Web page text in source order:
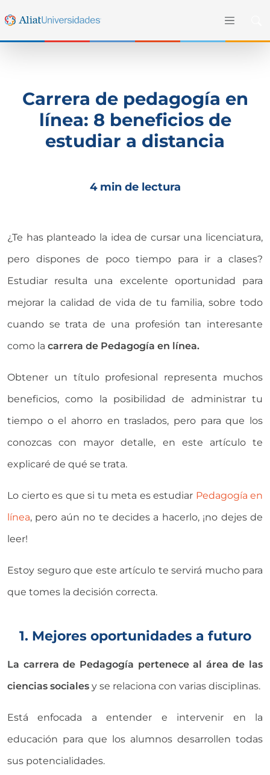
Carrera de pedagogía en
línea: 8 beneficios de
estudiar a distancia
4 min de lectura
¿Te has planteado la idea de cursar una licenciatura,
pero dispones de poco tiempo para ir a clases?
Estudiar resulta una excelente oportunidad para
mejorar la calidad de vida de tu familia, sobre todo
cuando se trata de una profesión tan interesante
como la carrera de Pedagogía en línea.
Obtener un título profesional representa muchos
beneficios, como la posibilidad de administrar tu
tiempo o el ahorro en traslados, pero para que los
conozcas con mayor detalle, en este artículo te
explicaré de qué se trata.
Lo cierto es que si tu meta es estudiar Pedagogía en
línea, pero aún no te decides a hacerlo, ¡no dejes de
leer!
Estoy seguro que este artículo te servirá mucho para
que tomes la decisión correcta.
1. Mejores oportunidades a futuro
La carrera de Pedagogía pertenece al área de las
ciencias sociales y se relaciona con varias disciplinas.
Está enfocada a entender e intervenir en la
educación para que los alumnos desarrollen todas
sus potencialidades.